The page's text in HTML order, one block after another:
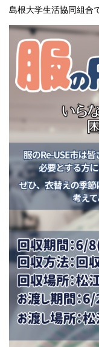
島根大学生活協同組合